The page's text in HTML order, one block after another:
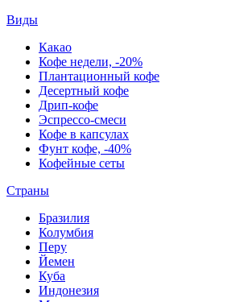
Виды
Какао
Кофе недели, -20%
Плантационный кофе
Десертный кофе
Дрип-кофе
Эспрессо-смеси
Кофе в капсулах
Фунт кофе, -40%
Кофейные сеты
Страны
Бразилия
Колумбия
Перу
Йемен
Куба
Индонезия